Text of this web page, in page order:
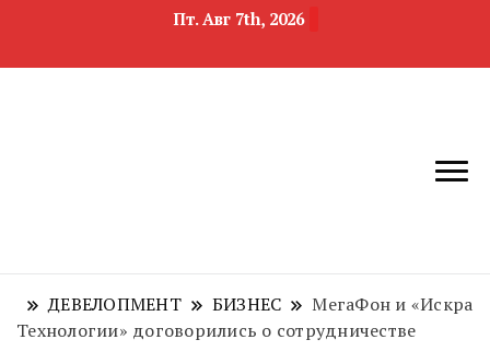
Пт. Авг 7th, 2026
область
недвижимости
ДЕВЕЛОПМЕНТ БИЗНЕС
МегаФон и «Искра
Технологии» договорились о сотрудничестве